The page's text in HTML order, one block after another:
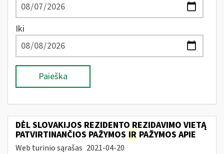
Iki
Paieška
DĖL SLOVAKIJOS REZIDENTO REZIDAVIMO VIETĄ
PATVIRTINANČIOS PAŽYMOS IR PAŽYMOS APIE
Web turinio sąrašas 2021-04-20